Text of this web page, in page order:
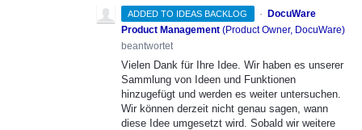
ADDED TO IDEAS BACKLOG · DocuWare
Product Management (Product Owner, DocuWare)
beantwortet
Vielen Dank für Ihre Idee. Wir haben es unserer
Sammlung von Ideen und Funktionen
hinzugefügt und werden es weiter untersuchen.
Wir können derzeit nicht genau sagen, wann
diese Idee umgesetzt wird. Sobald wir weitere